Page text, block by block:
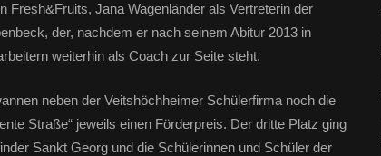
Fresh&Fruits, Jana Wagenländer als Vertreterin der
der, nachdem er nach seinem Abitur 2013 in
weiterhin als Coach zur Seite steht.
neben der Veitshöchheimer Schülerfirma noch die
Straße“ jeweils einen Förderpreis. Der dritte Platz ging
Sankt Georg und die Schülerinnen und Schüler der